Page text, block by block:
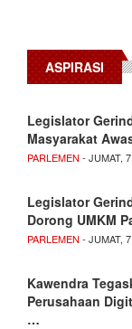
ASPIRASI
Legislator
Masyarakat
PARLEMEN - JUMAT,
Legislator
Dorong UMKM
PARLEMEN - JUMAT,
Kawendra
Perusahaan
…